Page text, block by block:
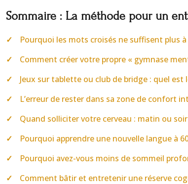
Sommaire : La méthode pour un
Pourquoi les mots croisés ne suffisent plus
Comment créer votre propre « gymnase
Jeux sur tablette ou club de bridge : quel
L’erreur de rester dans sa zone de confort
Quand solliciter votre cerveau : matin ou
Pourquoi apprendre une nouvelle langue à
Pourquoi avez-vous moins de sommeil
Comment bâtir et entretenir une réserve